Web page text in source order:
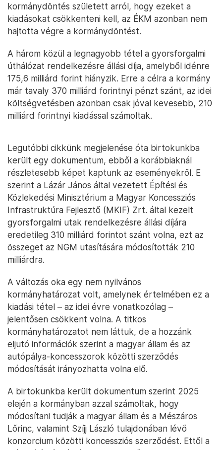
kormánydöntés született arról, hogy ezeket a
kiadásokat csökkenteni kell, az ÉKM azonban nem
hajtotta végre a kormánydöntést.
A három közül a legnagyobb tétel a gyorsforgalmi
úthálózat rendelkezésre állási díja, amelyből idénre
175,6 milliárd forint hiányzik. Erre a célra a kormány
már tavaly 370 milliárd forintnyi pénzt szánt, az idei
költségvetésben azonban csak jóval kevesebb, 210
milliárd forintnyi kiadással számoltak.
Legutóbbi cikkünk megjelenése óta birtokunkba
került egy dokumentum, ebből a korábbiaknál
részletesebb képet kaptunk az eseményekről. E
szerint a Lázár János által vezetett Építési és
Közlekedési Minisztérium a Magyar Koncessziós
Infrastruktúra Fejlesztő (MKIF) Zrt. által kezelt
gyorsforgalmi utak rendelkezésre állási díjára
eredetileg 310 milliárd forintot szánt volna, ezt az
összeget az NGM utasítására módosították 210
milliárdra.
A változás oka egy nem nyilvános
kormányhatározat volt, amelynek értelmében ez a
kiadási tétel – az idei évre vonatkozólag –
jelentősen csökkent volna. A titkos
kormányhatározatot nem láttuk, de a hozzánk
eljutó információk szerint a magyar állam és az
autópálya-koncesszorok közötti szerződés
módosítását irányozhatta volna elő.
A birtokunkba került dokumentum szerint 2025
elején a kormányban azzal számoltak, hogy
módosítani tudják a magyar állam és a Mészáros
Lőrinc, valamint Szíjj László tulajdonában lévő
konzorcium közötti koncessziós szerződést. Ettől a